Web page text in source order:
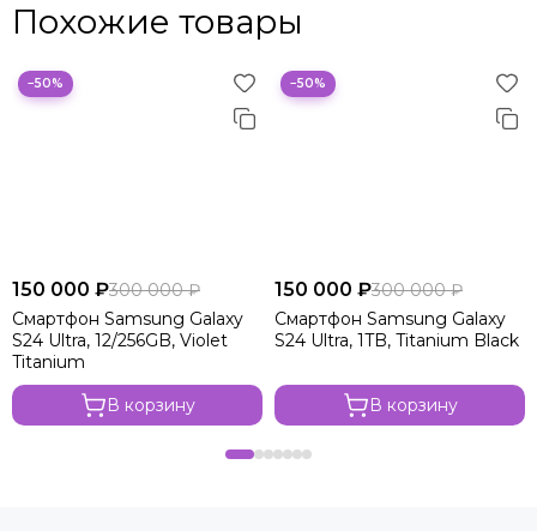
Похожие товары
−50%
150 000 ₽300 000 ₽
Смартфон Samsung Galaxy
S24 Ultra, 12/256GB, Violet
Titanium
В корзину
−50%
150 000 ₽300 000 ₽
Смартфон Samsung Galaxy
S24 Ultra, 1TB, Titanium Black
В корзину